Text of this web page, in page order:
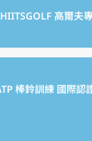
高爾夫
棒鈴訓練 國際認